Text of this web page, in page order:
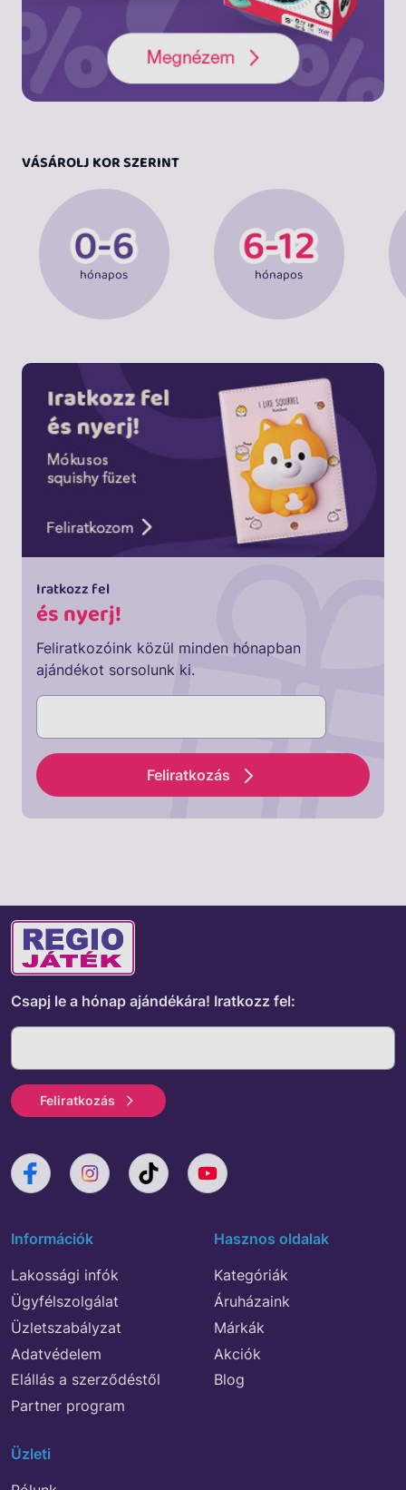
VÁSÁROLJ KOR SZERINT
hónapos hónapos
Iratkozz fel
és nyerj!
Feliratkozóink közül minden hónapban
ajándékot sorsolunk ki.
Feliratkozás
Csapj le a hónap ajándékára! Iratkozz fel:
Feliratkozás
Információk
Lakossági infók
Ügyfélszolgálat
Üzletszabályzat
Adatvédelem
Elállás a szerződéstől
Partner program
Hasznos oldalak
Kategóriák
Áruházaink
Márkák
Akciók
Blog
Üzleti